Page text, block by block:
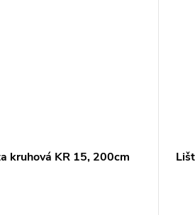
kruhová KR 15, 200cm